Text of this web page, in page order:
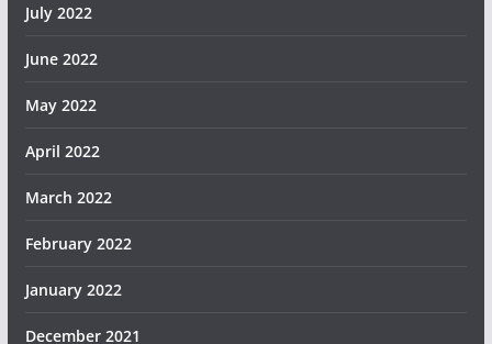
July 2022
June 2022
May 2022
April 2022
March 2022
February 2022
January 2022
December 2021